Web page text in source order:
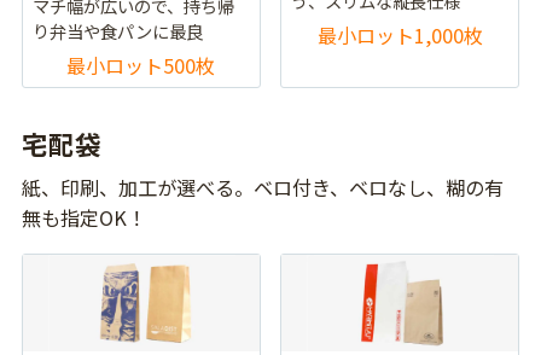
マチ幅が広いので、持ち帰
り弁当や食パンに最良
最小ロット500枚
最小ロット1,000枚
宅配袋
紙、印刷、加工が選べる。ベロ付き、ベロなし、糊の有
無も指定OK！